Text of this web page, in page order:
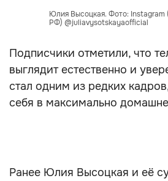
Юлия Высоцкая. Фото: Instagram
РФ) @juliavysotskayaofficial
Подписчики отметили, что
выглядит естественно и
стал одним из редких
себя в максимально